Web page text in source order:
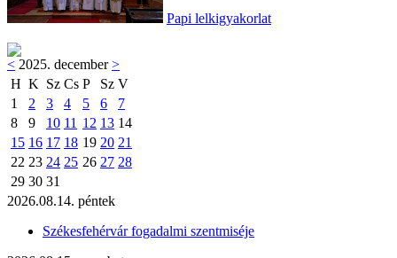
Papi lelkigyakorlat
< 2025. december>
H K Sz Cs P Sz V
1
2 3 4 5 6
7
8
9 10 11 12 13 14
15 16 17 18 19 20 21
22 23 24 25 26 27 28
29 30 31
2026.08.14. péntek
Székesfehérvár fogadalmi szentmiséje